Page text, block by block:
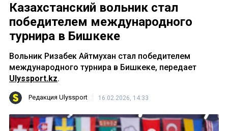
Казахстанский вольник стал
победителем международного
турнира в Бишкеке
Вольник Ризабек Айтмухан стал победителем
международного турнира в Бишкеке, передает
Ulyssport.kz.
Редакция Ulyssport 16.02.2026, 14:33